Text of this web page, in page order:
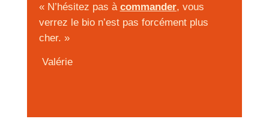
« N’hésitez pas à commander, vous
verrez le bio n’est pas forcément plus
cher. »
Valérie